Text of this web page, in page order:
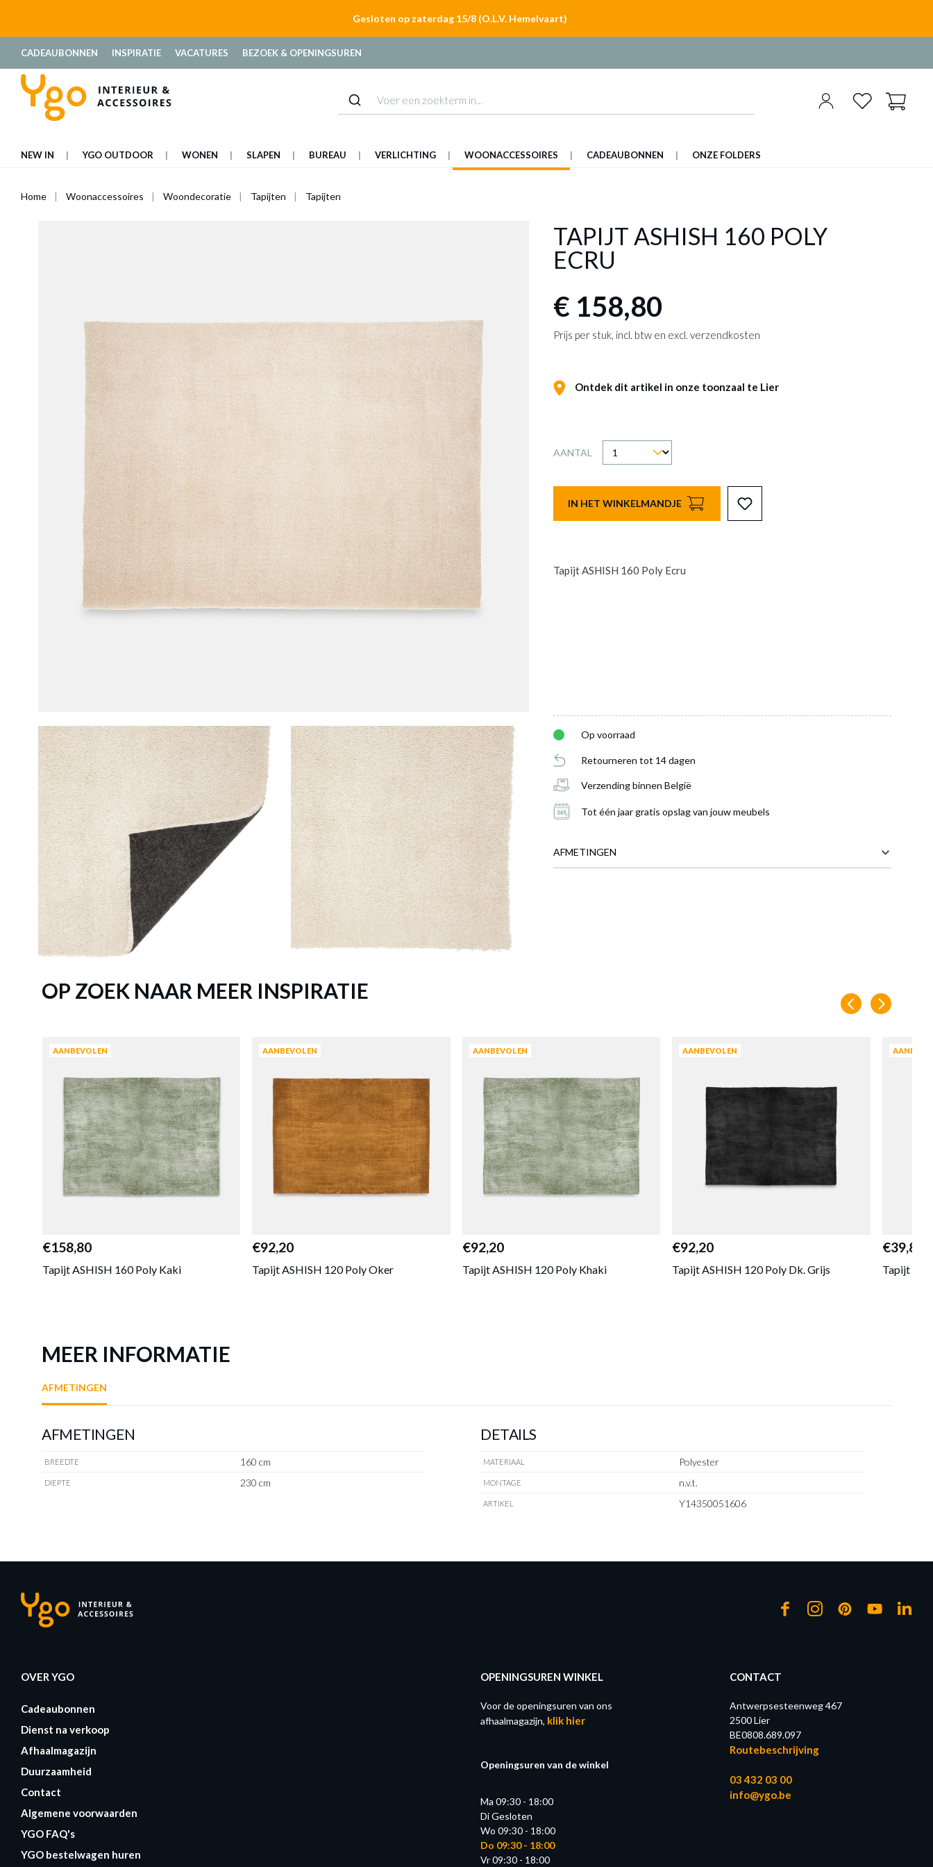
Gesloten op zaterdag 15/8 (O.L.V. Hemelvaart)
CADEAUBONNEN INSPIRATIE VACATURES BEZOEK & OPENINGSUREN
NEW IN YGO OUTDOOR WONEN SLAPEN BUREAU VERLICHTING WOONACCESSOIRES CADEAUBONNEN ONZE FOLDERS
Home Woonaccessoires Woondecoratie Tapijten Tapijten
TAPIJT ASHISH 160 POLY
ECRU
€ 158,80
Prijs per stuk, incl. btw en excl. verzendkosten
Ontdek dit artikel in onze toonzaal te Lier
AANTAL
IN HET WINKELMANDJE
Tapijt ASHISH 160 Poly Ecru
Op voorraad
Retourneren tot 14 dagen
Verzending binnen België
Tot één jaar gratis opslag van jouw meubels
AFMETINGEN
OP ZOEK NAAR MEER INSPIRATIE
AANBEVOLEN
€158,80
Tapijt ASHISH 160 Poly Kaki
AANBEVOLEN
€92,20
Tapijt ASHISH 120 Poly Oker
AANBEVOLEN
€92,20
Tapijt ASHISH 120 Poly Khaki
AANBEVOLEN
€92,20
Tapijt ASHISH 120 Poly Dk. Grijs
€39,80
Tapijt
MEER INFORMATIE
AFMETINGEN
AFMETINGEN
BREEDTE 160 cm
DIEPTE 230 cm
DETAILS
MATERIAAL Polyester
MONTAGE n.v.t.
ARTIKEL Y14350051606
Tapijt ASHISH 160 Poly Ecru is toegevoegd aan je winkelmandje
GA NAAR WINKELMANDJE of verder winkelen
OVER YGO
Cadeaubonnen
Dienst na verkoop
Afhaalmagazijn
Duurzaamheid
Contact
Algemene voorwaarden
YGO FAQ's
YGO bestelwagen huren
OPENINGSUREN WINKEL
Voor de openingsuren van ons
afhaalmagazijn, klik hier
Openingsuren van de winkel
Ma 09:30 - 18:00
Di Gesloten
Wo 09:30 - 18:00
Do 09:30 - 18:00
Vr 09:30 - 18:00
CONTACT
Antwerpsesteenweg 467
2500 Lier
BE0808.689.097
Routebeschrijving
03 432 03 00
info@ygo.be